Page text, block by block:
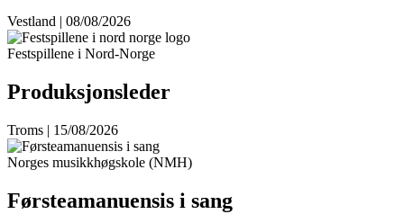
Vestland | 08/08/2026
Festspillene i Nord-Norge
Produksjonsleder
Troms | 15/08/2026
Norges musikkhøgskole (NMH)
Førsteamanuensis i sang